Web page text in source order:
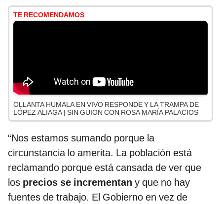
TE RECOMENDAMOS
OLLANTA HUMALA EN VIVO RESPONDE Y LA TRAMPA DE
LÓPEZ ALIAGA | SIN GUION CON ROSA MARÍA PALACIOS
“Nos estamos sumando porque la
circunstancia lo amerita. La población está
reclamando porque está cansada de ver que
los precios se incrementan y que no hay
fuentes de trabajo. El Gobierno en vez de